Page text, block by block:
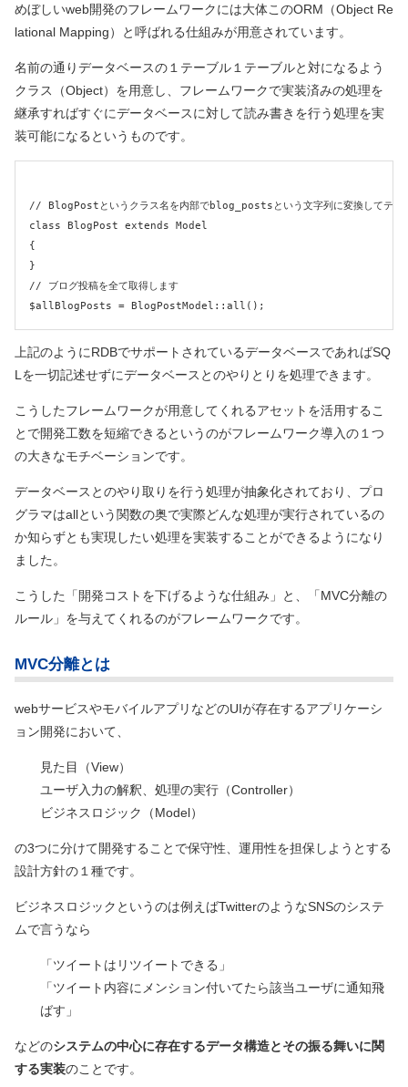
めぼしいweb開発のフレームワークには大体このORM（Object Re
lational Mapping）と呼ばれる仕組みが用意されています。
名前の通りデータベースの１テーブル１テーブルと対になるよう
クラス（Object）を用意し、フレームワークで実装済みの処理を
継承すればすぐにデータベースに対して読み書きを行う処理を実
装可能になるというものです。
// BlogPostというクラス名を内部でblog_postsという文字列に変換してテー
class BlogPost extends Model
{
}
// ブログ投稿を全て取得します
上記のようにRDBでサポートされているデータベースであればSQ
Lを一切記述せずにデータベースとのやりとりを処理できます。
こうしたフレームワークが用意してくれるアセットを活用するこ
とで開発工数を短縮できるというのがフレームワーク導入の１つ
の大きなモチベーションです。
データベースとのやり取りを行う処理が抽象化されており、プロ
グラマはallという関数の奥で実際どんな処理が実行されているの
か知らずとも実現したい処理を実装することができるようになり
ました。
こうした「開発コストを下げるような仕組み」と、「MVC分離の
ルール」を与えてくれるのがフレームワークです。
MVC分離とは
webサービスやモバイルアプリなどのUIが存在するアプリケーシ
ョン開発において、
見た目（View）
ユーザ入力の解釈、処理の実行（Controller）
ビジネスロジック（Model）
の3つに分けて開発することで保守性、運用性を担保しようとする
設計方針の１種です。
ビジネスロジックというのは例えばTwitterのようなSNSのシステ
ムで言うなら
「ツイートはリツイートできる」
「ツイート内容にメンション付いてたら該当ユーザに通知飛
ばす」
などのシステムの中心に存在するデータ構造とその振る舞いに関
する実装のことです。